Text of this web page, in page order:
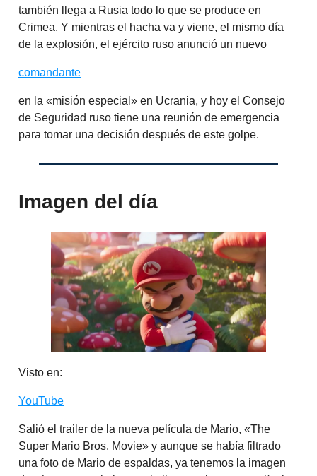
también llega a Rusia todo lo que se produce en
Crimea. Y mientras el hacha va y viene, el mismo día
de la explosión, el ejército ruso anunció un nuevo
comandante
en la «misión especial» en Ucrania, y hoy el Consejo
de Seguridad ruso tiene una reunión de emergencia
para tomar una decisión después de este golpe.
Imagen del día
Visto en:
YouTube
Salió el trailer de la nueva película de Mario, «The
Super Mario Bros. Movie» y aunque se había filtrado
una foto de Mario de espaldas, ya tenemos la imagen